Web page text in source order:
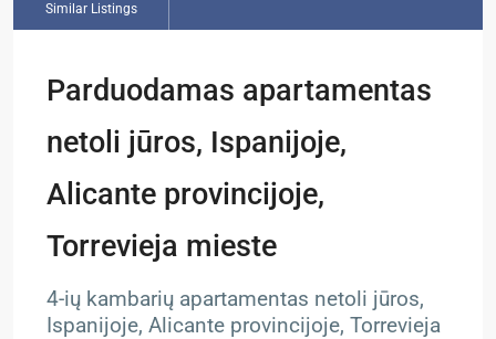
Similar Listings
Parduodamas apartamentas
netoli jūros, Ispanijoje,
Alicante provincijoje,
Torrevieja mieste
4-ių kambarių apartamentas netoli jūros,
Ispanijoje, Alicante provincijoje, Torrevieja